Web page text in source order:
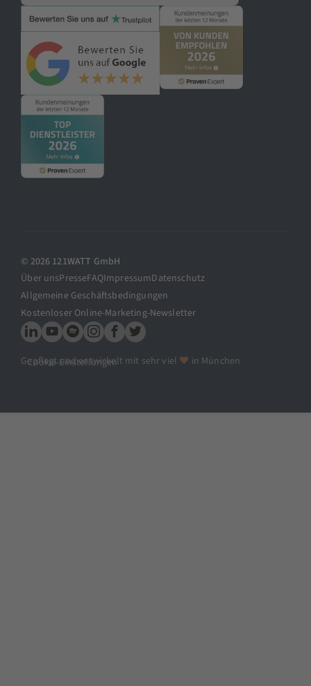
© 2026 121WATT GmbH
Über unsPresseFAQImpressumDatenschutz
Allgemeine Geschäftsbedingungen
Kostenloser Online-Marketing-Newsletter
Gepflegt und entwickelt mit sehr viel ♥ in München
Cookie-Einstellungen